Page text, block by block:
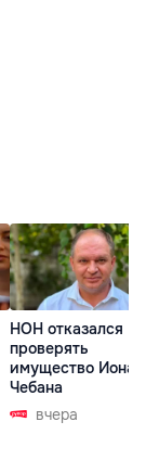
НОН отказался
проверять
имущество Иона
Чебана
вчера